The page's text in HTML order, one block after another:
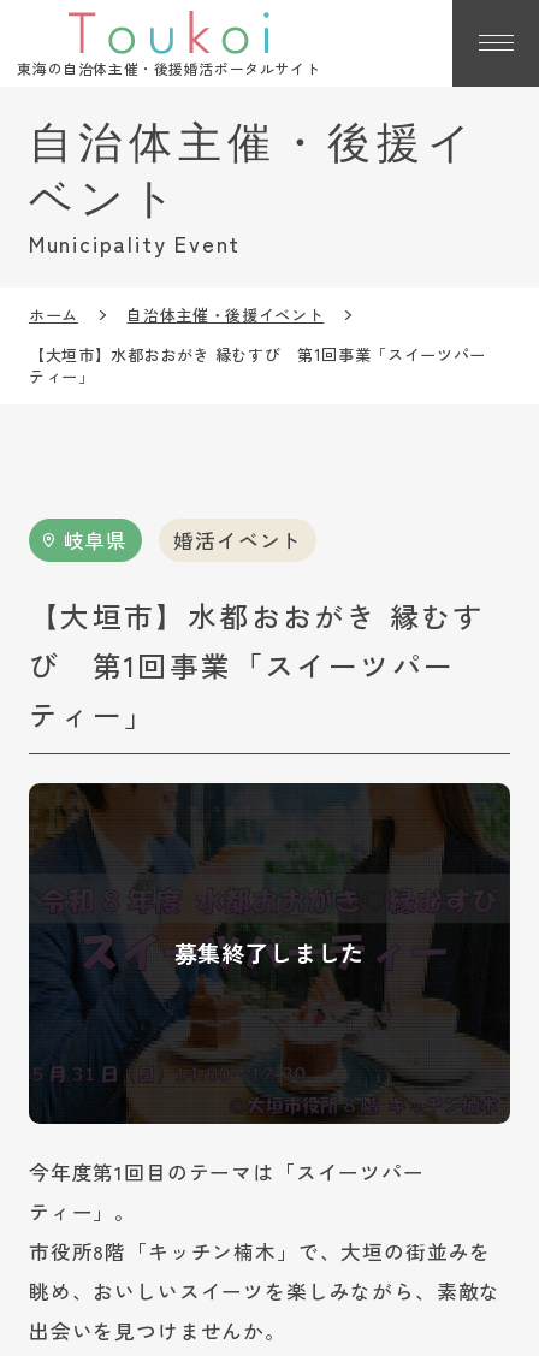
東海の自治体主催・後援婚活ポータルサイト
Municipality Event
ホーム
自治体主催・後援イベント
【大垣市】水都おおがき 縁むすび 第1回事業「スイーツパー
ティー」
岐阜県 婚活イベント
【大垣市】水都おおがき 縁むす
び 第1回事業「スイーツパー
ティー」
今年度第1回目のテーマは「スイーツパー
ティー」。
市役所8階「キッチン楠木」で、大垣の街並みを
眺め、おいしいスイーツを楽しみながら、素敵な
出会いを見つけませんか。